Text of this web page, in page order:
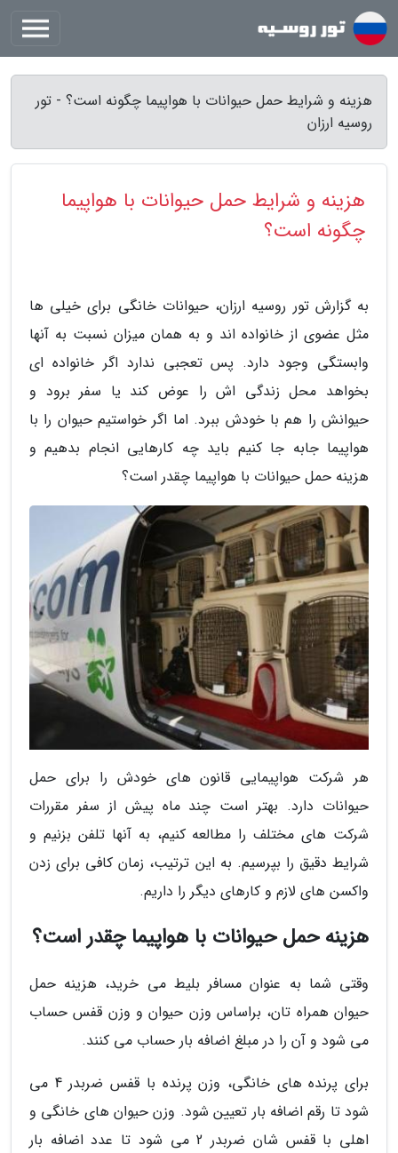
هزینه و شرایط حمل حیوانات با هواپیما چگونه است؟ - تور
روسیه ارزان
هزینه و شرایط حمل حیوانات با هواپیما
چگونه است؟
به گزارش تور روسیه ارزان، حیوانات خانگی برای خیلی ها
مثل عضوی از خانواده اند و به همان میزان نسبت به آنها
وابستگی وجود دارد. پس تعجبی ندارد اگر خانواده ای
بخواهد محل زندگی اش را عوض کند یا سفر برود و
حیوانش را هم با خودش ببرد. اما اگر خواستیم حیوان را با
هواپیما جابه جا کنیم باید چه کارهایی انجام بدهیم و
هزینه حمل حیوانات با هواپیما چقدر است؟
هر شرکت هواپیمایی قانون های خودش را برای حمل
حیوانات دارد. بهتر است چند ماه پیش از سفر مقررات
شرکت های مختلف را مطالعه کنیم، به آنها تلفن بزنیم و
شرایط دقیق را بپرسیم. به این ترتیب، زمان کافی برای زدن
واکسن های لازم و کارهای دیگر را داریم.
هزینه حمل حیوانات با هواپیما چقدر است؟
وقتی شما به عنوان مسافر بلیط می خرید، هزینه حمل
حیوان همراه تان، براساس وزن حیوان و وزن قفس حساب
می شود و آن را در مبلغ اضافه بار حساب می کنند.
برای پرنده های خانگی، وزن پرنده با قفس ضربدر 4 می
شود تا رقم اضافه بار تعیین شود. وزن حیوان های خانگی و
اهلی با قفس شان ضربدر 2 می شود تا عدد اضافه بار